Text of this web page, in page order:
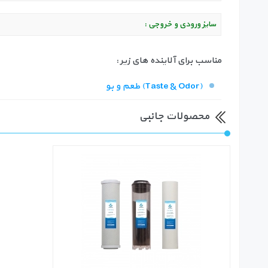
سایز ورودی و خروجی :
مناسب برای آلاینده های زیر :
طعم و بو (Taste & Odor)
محصولات جانبی